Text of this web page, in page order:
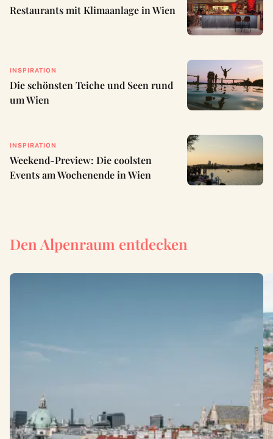
Restaurants mit Klimaanlage in Wien
INSPIRATION
Die schönsten Teiche und Seen rund
um Wien
INSPIRATION
Weekend-Preview: Die coolsten
Events am Wochenende in Wien
Den Alpenraum entdecken